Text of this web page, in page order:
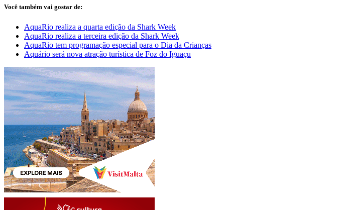
Você também vai gostar de:
AquaRio realiza a quarta edição da Shark Week
AquaRio realiza a terceira edição da Shark Week
AquaRio tem programação especial para o Dia da Crianças
Aquário será nova atração turística de Foz do Iguaçu